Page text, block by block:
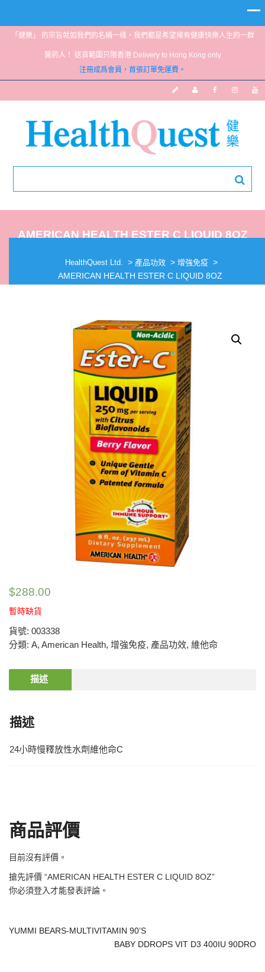
「健樂」 的宗旨就如我們的名稱一樣，我們都是希望擁有健康快樂人生的一群
醫葯人！ 送貨範圍只限香港 Delivery to Hong Kong only
注冊成爲會員，首張訂單免運費。
AMERICAN HEALTH ESTER C LIQUID 8OZ
HealthQuest Ltd. > 產品功效 > 增強免疫 >
AMERICAN HEALTH ESTER C LIQUID 8OZ
$288.00
暫時缺貨
貨號: 003338
分類: A, American Health, 增強免疫, 產品功效, 維他命
描述
描述
24小時慢釋放性水劑維他命C
商品評價
目前沒有評價。
搶先評價 “AMERICAN HEALTH ESTER C LIQUID 8OZ”
你必須登入 才能發表評論。
YUMMI BEARS-MULTIVITAMIN 90’S
BABY DDROPS VIT D3 400IU 90DRO